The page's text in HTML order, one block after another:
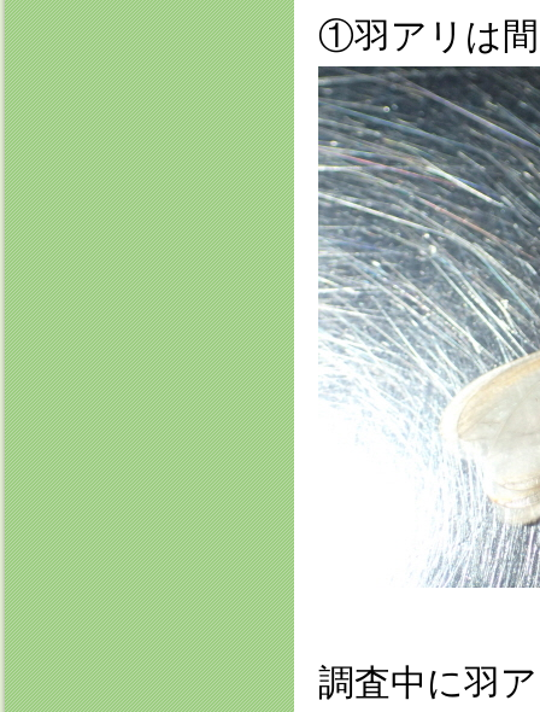
①羽アリは
調査中に羽